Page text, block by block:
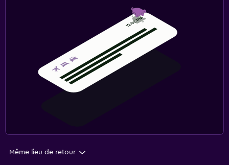
Même lieu de retour